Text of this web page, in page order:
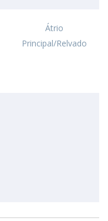
Átrio
Principal/Relvado